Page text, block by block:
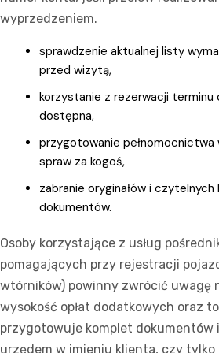
wyprzedzeniem.
sprawdzenie aktualnej listy
przed wizytą,
korzystanie z rezerwacji terminu
dostępna,
przygotowanie pełnomocnictwa
spraw za kogoś,
zabranie oryginałów i czytelnych
dokumentów.
Osoby korzystające z usług
pomagających przy rejestracji
wtórników) powinny zwrócić uwagę
wysokość opłat dodatkowych oraz
przygotowuje komplet dokumentów
urzędem w imieniu klienta, czy tylko